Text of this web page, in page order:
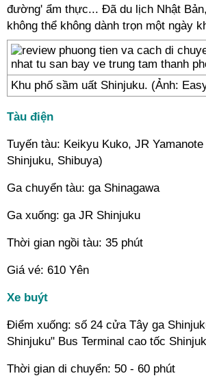
đường' ẩm thực... Đã du lịch Nhật
không thể không dành trọn một ngày
Khu phố sầm uất Shinjuku. (Ảnh:
Tàu điện
Tuyến tàu: Keikyu Kuko, JR
Shinjuku, Shibuya)
Ga chuyển tàu: ga Shinagawa
Ga xuống: ga JR Shinjuku
Thời gian ngồi tàu: 35 phút
Giá vé: 610 Yên
Xe buýt
Điểm xuống: số 24 cửa Tây ga
Shinjuku" Bus Terminal cao tốc
Thời gian di chuyển: 50 - 60 phút